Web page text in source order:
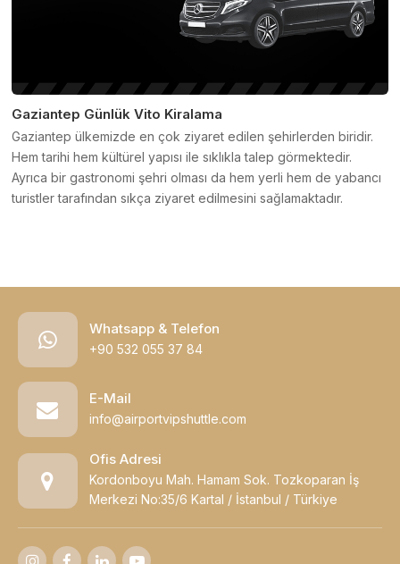
Gaziantep Günlük Vito Kiralama
Gaziantep ülkemizde en çok ziyaret edilen şehirlerden biridir.
Hem tarihi hem kültürel yapısı ile sıklıkla talep görmektedir.
Ayrıca bir gastronomi şehri olması da hem yerli hem de yabancı
turistler tarafından sıkça ziyaret edilmesini sağlamaktadır.
Whatsapp & Telefon
+90 532 055 37 84
E-Mail
info@airportvipshuttle.com
Ofis Adresi
Kordonboyu Mah. Hamam Sok. Tozkoparan İş
Merkezi No:35/6 Kartal / İstanbul / Türkiye